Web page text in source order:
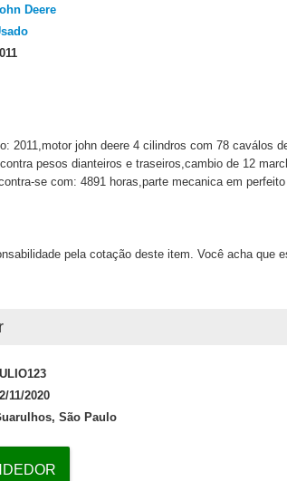
Deere
2011,motor john deere 4 cilindros com 78 caválos
pesos dianteiros e traseiros,cambio de 12
se com: 4891 horas,parte mecanica em
pela cotação deste item. Você acha que
11/2020
São Paulo